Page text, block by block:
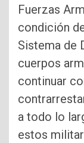
Fuerzas
condición
Sistema de
cuerpos
continuar
a todo lo
estos